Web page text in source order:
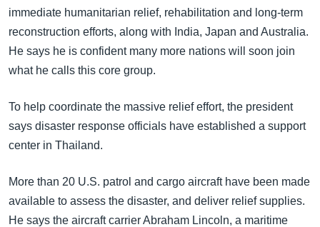
immediate humanitarian relief, rehabilitation and long-term
reconstruction efforts, along with India, Japan and Australia.
He says he is confident many more nations will soon join
what he calls this core group.
To help coordinate the massive relief effort, the president
says disaster response officials have established a support
center in Thailand.
More than 20 U.S. patrol and cargo aircraft have been made
available to assess the disaster, and deliver relief supplies.
He says the aircraft carrier Abraham Lincoln, a maritime